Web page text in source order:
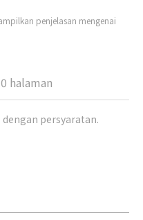
penjelasan mengenai
halaman
dengan persyaratan.